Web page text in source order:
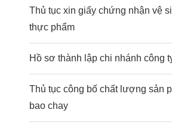
Thủ tục xin giấy chứng nhận vệ
thực phẩm
Hồ sơ thành lập chi nhánh công
Thủ tục công bố chất lượng sản
bao chay